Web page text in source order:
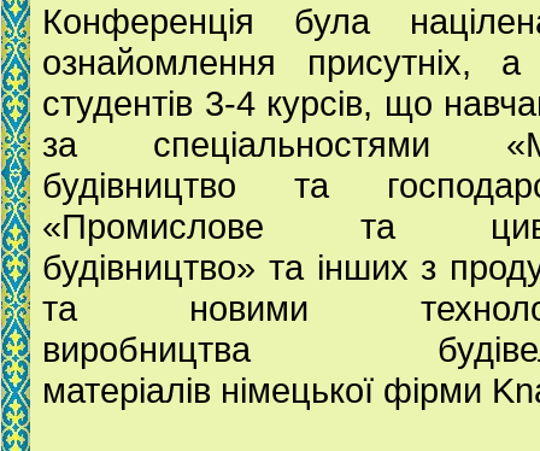
Конференція була
ознайомлення присутніх,
студентів 3-4 курсів, що
за спеціальностями
будівництво та
«Промислове та
будівництво» та інших з
та новими
виробництва
матеріалів німецької фірми